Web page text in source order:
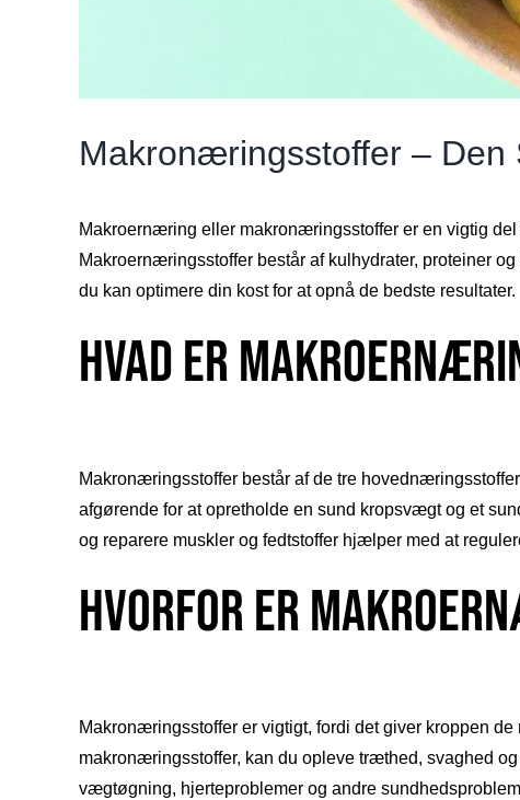
Makronæringsstoffer – Den
Makroernæring eller makronæringsstoffer er en vigtig
Makroernæringsstoffer består af kulhydrater, proteiner
du kan optimere din kost for at opnå de bedste resultater.
Hvad er
Makronæringsstoffer består af de tre
afgørende for at opretholde en sund kropsvægt og et
og reparere muskler og fedtstoffer hjælper med at
Hvorfor er
Makronæringsstoffer er vigtigt, fordi det giver kroppen
makronæringsstoffer, kan du opleve træthed, svaghed
vægtøgning, hjerteproblemer og andre